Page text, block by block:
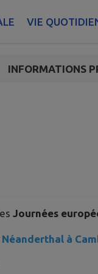
VIE
INFORMATIONS
Journées
à